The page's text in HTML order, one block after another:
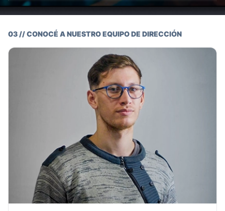
03 // CONOCÉ A NUESTRO EQUIPO DE DIRECCIÓN